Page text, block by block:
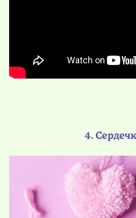
4.